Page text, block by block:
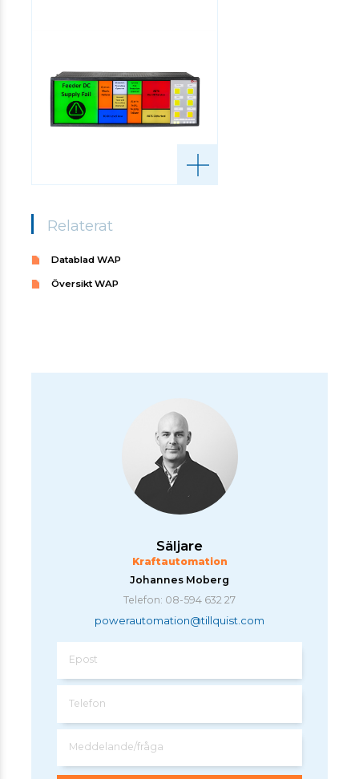
Relaterat
Datablad WAP
Översikt WAP
Säljare
Kraftautomation
Johannes Moberg
Telefon: 08-594 632 27
powerautomation@tillquist.com
Epost
Telefon
Meddelande/fråga